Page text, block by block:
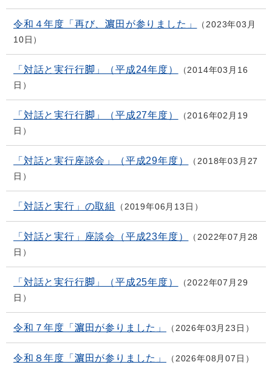
令和４年度「再び、濵田が参りました」
2023年03月
10日
「対話と実行行脚」（平成24年度）
2014年03月16
日
「対話と実行行脚」（平成27年度）
2016年02月19
日
「対話と実行座談会」（平成29年度）
2018年03月27
日
「対話と実行」の取組 2019年06月13日
「対話と実行」座談会（平成23年度）
2022年07月28
日
「対話と実行行脚」（平成25年度）
2022年07月29
日
令和７年度「濵田が参りました」 2026年03月23日
令和８年度「濵田が参りました」 2026年08月07日